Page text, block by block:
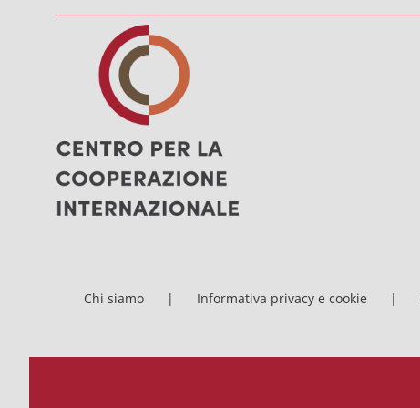
Chi siamo Informativa privacy e cookie